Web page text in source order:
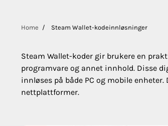
Home Steam Wallet-kodeinnløsninger
Steam Wallet-koder gir brukere en
programvare og annet innhold. Disse
innløses på både PC og mobile
nettplattformer.